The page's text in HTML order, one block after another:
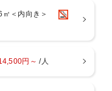
㎡＜内向き＞
円～ /人